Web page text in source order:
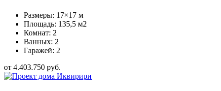
Размеры: 17×17 м
Площадь: 135,5 м2
Комнат: 2
Ванных: 2
Гаражей: 2
от 4.403.750 руб.